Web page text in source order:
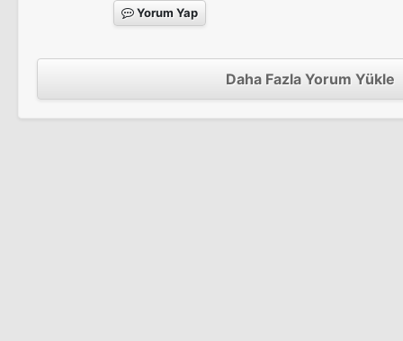
Yorum Yap
Daha Fazla Yorum Yükle